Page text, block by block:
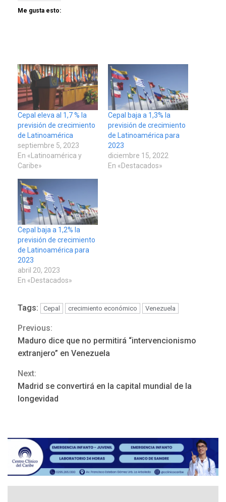
Me gusta esto:
Cepal eleva al 1,7 % la
previsión de crecimiento
de Latinoamérica
septiembre 5, 2023
En «Latinoamérica y
Caribe»
Cepal baja a 1,3% la
previsión de crecimiento
de Latinoamérica para
2023
diciembre 15, 2022
En «Destacados»
Cepal baja a 1,2% la
previsión de crecimiento
de Latinoamérica para
2023
abril 20, 2023
En «Destacados»
Tags: Cepal crecimiento económico Venezuela
Continue
Reading
Previous:
Maduro dice que no permitirá “intervencionismo
extranjero” en Venezuela
Next:
Madrid se convertirá en la capital mundial de la
longevidad
3
POLÍTICA
TITULARES
ÚLTIMA HORA
diálogo en Venezuela
4
nueva mesa de diálogo
INTERNACIONALES ÚLTIMA HORA